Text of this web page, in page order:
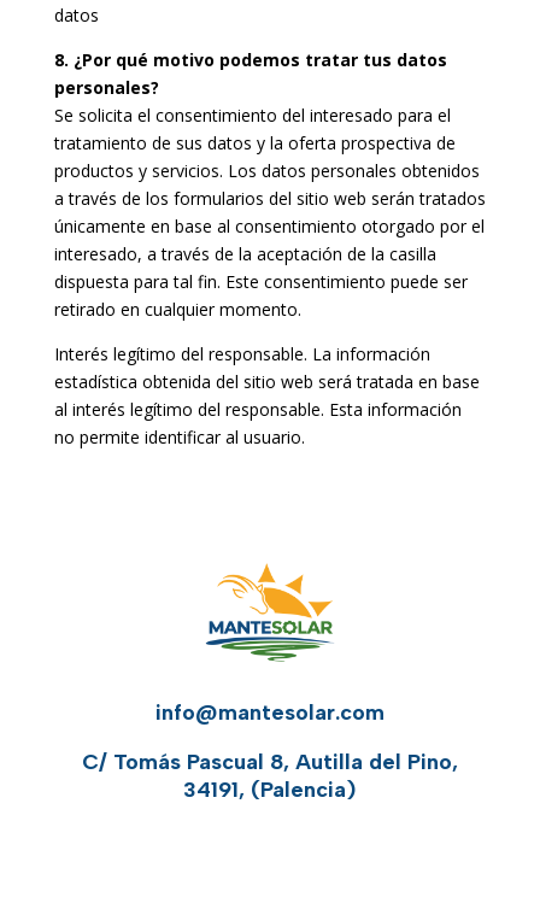
datos
8. ¿Por qué motivo podemos tratar tus datos
personales?
Se solicita el consentimiento del interesado para el
tratamiento de sus datos y la oferta prospectiva de
productos y servicios. Los datos personales obtenidos
a través de los formularios del sitio web serán tratados
únicamente en base al consentimiento otorgado por el
interesado, a través de la aceptación de la casilla
dispuesta para tal fin. Este consentimiento puede ser
retirado en cualquier momento.
Interés legítimo del responsable. La información
estadística obtenida del sitio web será tratada en base
al interés legítimo del responsable. Esta información
no permite identificar al usuario.
info@mantesolar.com
C/ Tomás Pascual 8, Autilla del Pino,
34191, (Palencia)